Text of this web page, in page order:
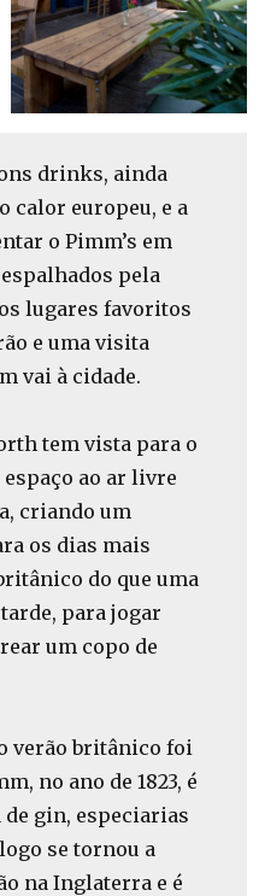
drinks, ainda
calor europeu, e a
o Pimm’s em
pela
lugares favoritos
e uma visita
vai à cidade.
tem vista para o
ao ar livre
criando um
os dias mais
do que uma
para jogar
um copo de
verão britânico foi
no ano de 1823, é
gin, especiarias
se tornou a
na Inglaterra e é